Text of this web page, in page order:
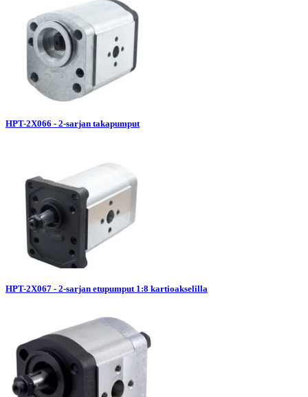
HPT-2X066 - 2-sarjan takapumput
HPT-2X067 - 2-sarjan etupumput 1:8 kartioakselilla